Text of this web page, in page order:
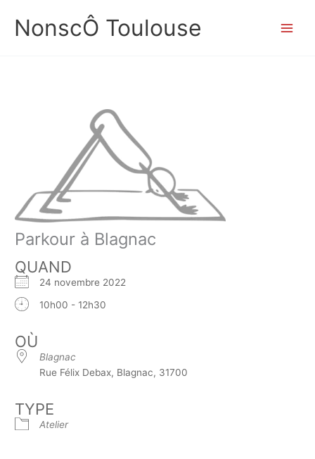
contenu
NonscÔ Toulouse
Parkour à Blagnac
QUAND
24 novembre 2022
10h00 - 12h30
OÙ
Blagnac
Rue Félix Debax, Blagnac, 31700
TYPE
Atelier